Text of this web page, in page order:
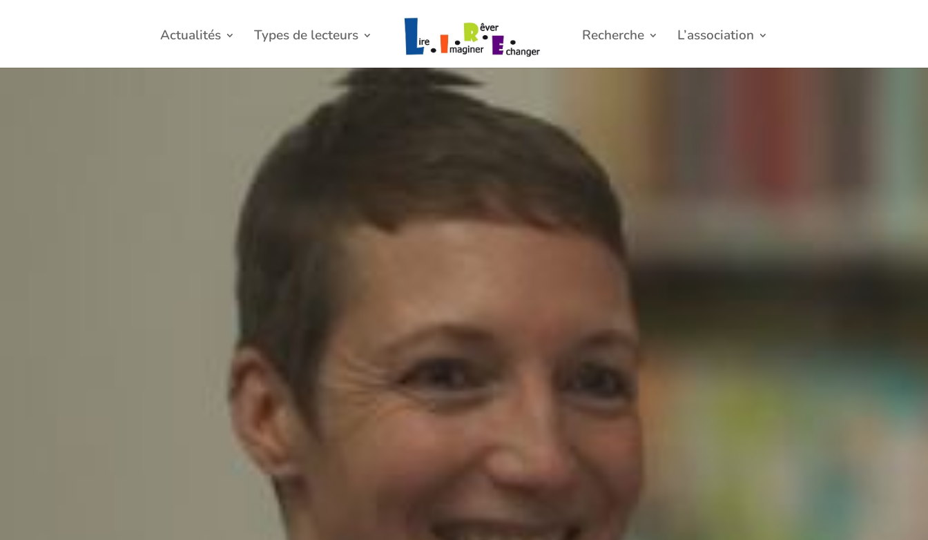
Actualités Types de lecteurs Recherche L’association